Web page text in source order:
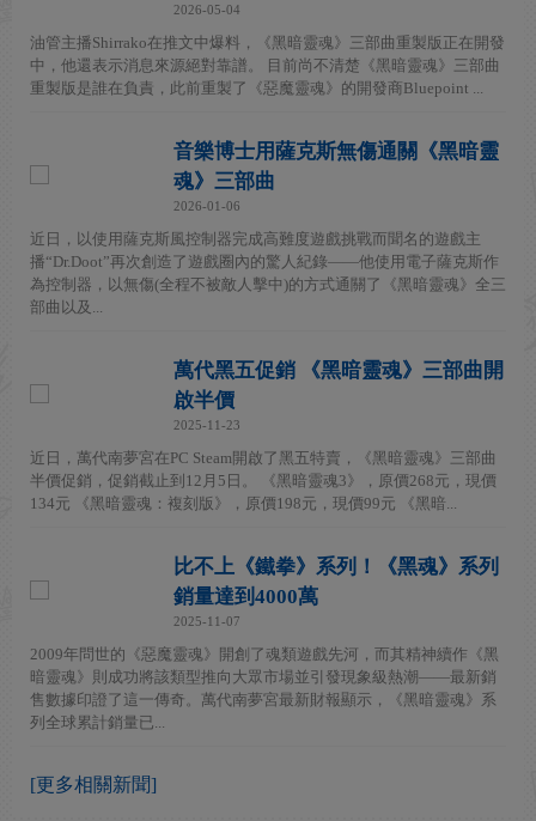
2026-05-04
油管主播Shirrako在推文中爆料，《黑暗靈魂》三部曲重製版正在開發
中，他還表示消息來源絕對靠譜。 目前尚不清楚《黑暗靈魂》三部曲
重製版是誰在負責，此前重製了《惡魔靈魂》的開發商Bluepoint ...
音樂博士用薩克斯無傷通關《黑暗靈
魂》三部曲
2026-01-06
近日，以使用薩克斯風控制器完成高難度遊戲挑戰而聞名的遊戲主
播“Dr.Doot”再次創造了遊戲圈內的驚人紀錄——他使用電子薩克斯作
為控制器，以無傷(全程不被敵人擊中)的方式通關了《黑暗靈魂》全三
部曲以及...
萬代黑五促銷 《黑暗靈魂》三部曲開
啟半價
2025-11-23
近日，萬代南夢宮在PC Steam開啟了黑五特賣，《黑暗靈魂》三部曲
半價促銷，促銷截止到12月5日。 《黑暗靈魂3》，原價268元，現價
134元 《黑暗靈魂：複刻版》，原價198元，現價99元 《黑暗...
比不上《鐵拳》系列！《黑魂》系列
銷量達到4000萬
2025-11-07
2009年問世的《惡魔靈魂》開創了魂類遊戲先河，而其精神續作《黑
暗靈魂》則成功將該類型推向大眾市場並引發現象級熱潮——最新銷
售數據印證了這一傳奇。萬代南夢宮最新財報顯示，《黑暗靈魂》系
列全球累計銷量已...
[更多相關新聞]